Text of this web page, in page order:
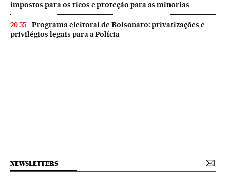
impostos para os ricos e proteção para as minorias
20:55
Programa eleitoral de Bolsonaro: privatizações e
privilégios legais para a Polícia
NEWSLETTERS